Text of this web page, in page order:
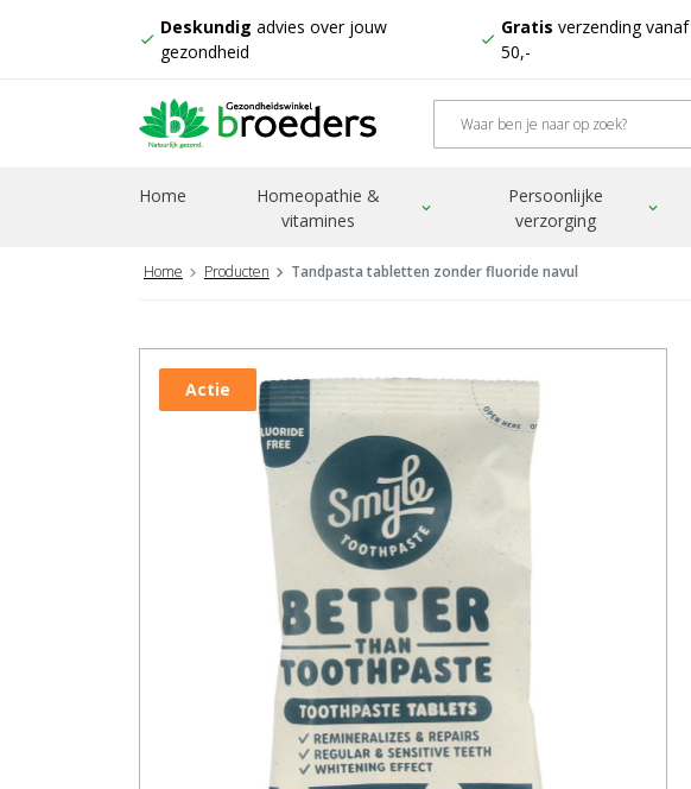
check
Deskundig advies over jouw
gezondheid
check
Gratis verzending vanaf
50,-
Home
Homeopathie &
vitamines
expand_more
Persoonlijke
verzorging
expand_more
Home Producten Tandpasta tabletten zonder fluoride navul
Actie